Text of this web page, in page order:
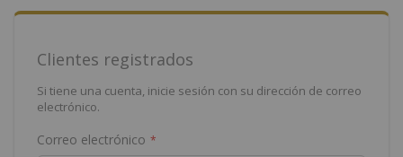
Clientes registrados
Si tiene una cuenta, inicie sesión con su dirección de correo
electrónico.
Correo electrónico